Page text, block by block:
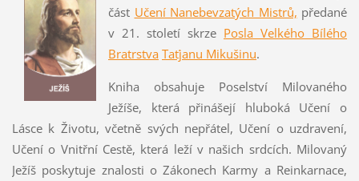
část Učení Nanebevzatých Mistrů, předané
v 21. století skrze Posla Velkého Bílého
Bratrstva Taťjanu Mikušinu.
Kniha obsahuje Poselství Milovaného
Ježíše, která přinášejí hluboká Učení o
Lásce k Životu, včetně svých nepřátel, Učení o uzdravení,
Učení o Vnitřní Cestě, která leží v našich srdcích. Milovaný
Ježíš poskytuje znalosti o Zákonech Karmy a Reinkarnace,